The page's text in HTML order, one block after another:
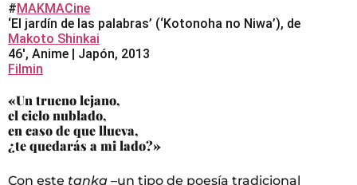
# MAKMACine
‘El jardín de las palabras’ (‘Kotonoha no Niwa’), de
Makoto Shinkai
46′, Anime | Japón, 2013
Filmin
«Un trueno lejano,
el cielo nublado,
en caso de que llueva,
¿te quedarás a mi lado?»
Con este tanka –un tipo de poesía tradicional